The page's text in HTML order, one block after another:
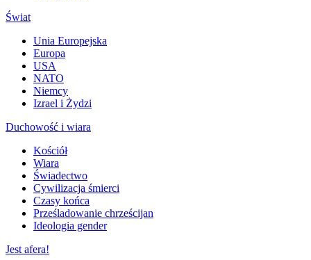
Świat
Unia Europejska
Europa
USA
NATO
Niemcy
Izrael i Żydzi
Duchowość i wiara
Kościół
Wiara
Świadectwo
Cywilizacja śmierci
Czasy końca
Prześladowanie chrześcijan
Ideologia gender
Jest afera!